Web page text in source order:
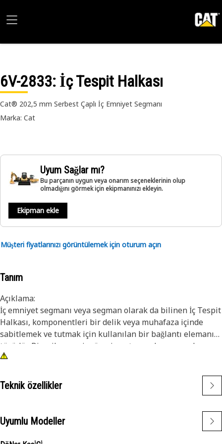
6V-2833: İç Tespit Halkası
Cat® 202,5 mm Serbest Çaplı İç Emniyet Segmanı
Marka: Cat
Uyum Sağlar mı?
Bu parçanın uygun veya onarım seçeneklerinin olup
olmadığını görmek için ekipmanınızı ekleyin.
Ekipman ekle
Müşteri fiyatlarınızı görüntülemek için oturum açın
Tanım
Açıklama:
İç emniyet segmanı veya segman olarak da bilinen İç Tespit
Halkası, komponentleri bir delik veya muhafaza içinde
sabitlemek ve tutmak için kullanılan bir bağlantı elemanı
türüdür. Bir mil veya pim üzerine oturan dış segmanların
aksine, iş segmanlar komponentleri yerinde tutmak için bir
bir delik veya muhafaza içindeki komponentlerin eksenel
hareketini veya yer değiştirmesini önlemektir. Yatak, mil
tutan bir tutma cihazı görevi görür.
Özellikler:
Teknik özellikler
Uyumlu Modeller